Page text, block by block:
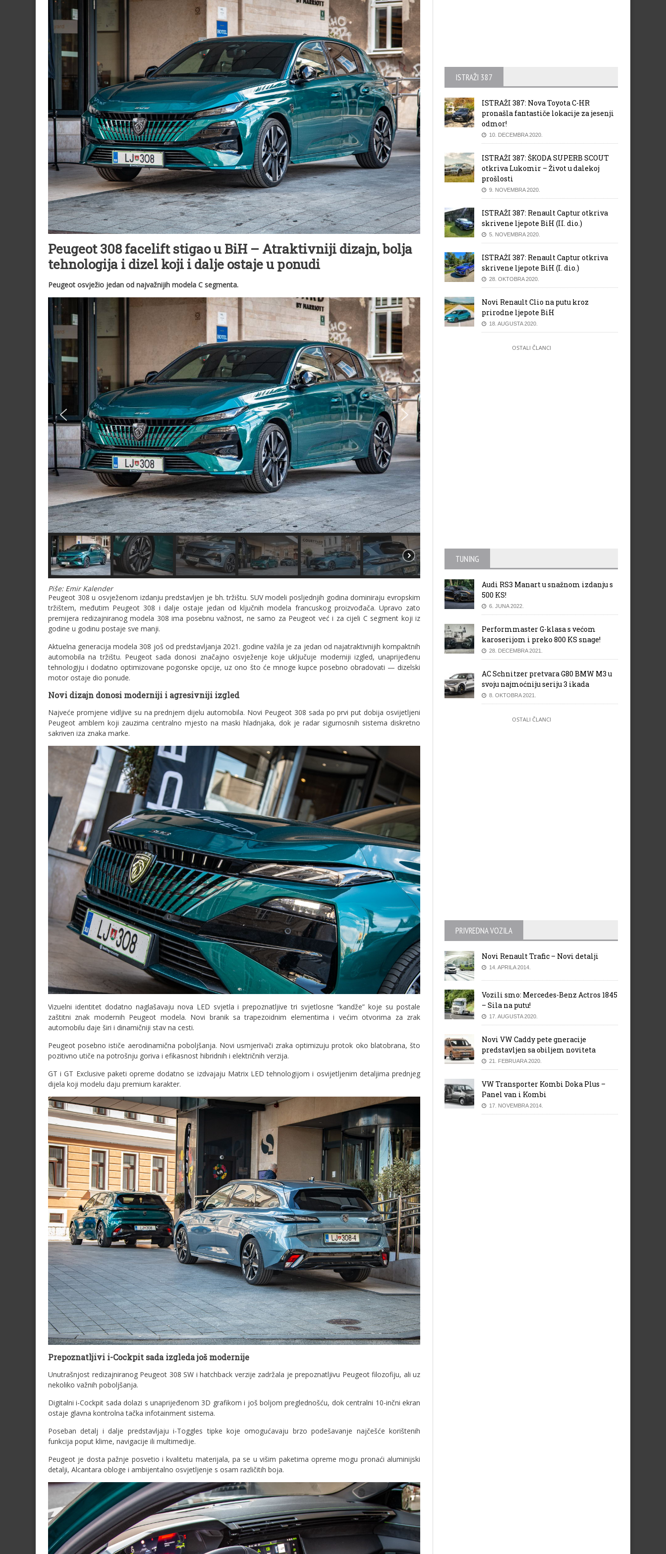
Peugeot 308 facelift stigao u BiH – Atraktivniji dizajn, bolja
tehnologija i dizel koji i dalje ostaje u ponudi
Peugeot osvježio jedan od najvažnijih modela C segmenta.
Piše: Emir Kalender
Peugeot 308 u osvježenom izdanju predstavljen je bh. tržištu. SUV modeli posljednjih godina dominiraju evropskim
tržištem, međutim Peugeot 308 i dalje ostaje jedan od ključnih modela francuskog proizvođača. Upravo zato
premijera redizajniranog modela 308 ima posebnu važnost, ne samo za Peugeot već i za cijeli C segment koji iz
godine u godinu postaje sve manji.
Aktuelna generacija modela 308 još od predstavljanja 2021. godine važila je za jedan od najatraktivnijih kompaktnih
automobila na tržištu. Peugeot sada donosi značajno osvježenje koje uključuje moderniji izgled, unaprijeđenu
tehnologiju i dodatno optimizovane pogonske opcije, uz ono što će mnoge kupce posebno obradovati — dizelski
motor ostaje dio ponude.
Novi dizajn donosi moderniji i agresivniji izgled
Najveće promjene vidljive su na prednjem dijelu automobila. Novi Peugeot 308 sada po prvi put dobija osvijetljeni
Peugeot amblem koji zauzima centralno mjesto na maski hladnjaka, dok je radar sigurnosnih sistema diskretno
sakriven iza znaka marke.
Vizuelni identitet dodatno naglašavaju nova LED svjetla i prepoznatljive tri svjetlosne “kandže” koje su postale
zaštitni znak modernih Peugeot modela. Novi branik sa trapezoidnim elementima i većim otvorima za zrak
automobilu daje širi i dinamičniji stav na cesti.
Peugeot posebno ističe aerodinamična poboljšanja. Novi usmjerivači zraka optimizuju protok oko blatobrana, što
pozitivno utiče na potrošnju goriva i efikasnost hibridnih i električnih verzija.
GT i GT Exclusive paketi opreme dodatno se izdvajaju Matrix LED tehnologijom i osvijetljenim detaljima prednjeg
dijela koji modelu daju premium karakter.
Prepoznatljivi i-Cockpit sada izgleda još modernije
Unutrašnjost redizajniranog Peugeot 308 SW i hatchback verzije zadržala je prepoznatljivu Peugeot filozofiju, ali uz
nekoliko važnih poboljšanja.
Digitalni i-Cockpit sada dolazi s unaprijeđenom 3D grafikom i još boljom preglednošću, dok centralni 10-inčni ekran
ostaje glavna kontrolna tačka infotainment sistema.
Poseban detalj i dalje predstavljaju i-Toggles tipke koje omogućavaju brzo podešavanje najčešće korištenih
funkcija poput klime, navigacije ili multimedije.
Peugeot je dosta pažnje posvetio i kvalitetu materijala, pa se u višim paketima opreme mogu pronaći aluminijski
detalji, Alcantara obloge i ambijentalno osvjetljenje s osam različitih boja.
ISTRAŽI 387
ISTRAŽI 387: Nova Toyota C-HR
pronašla fantastiče lokacije za jesenji
odmor!
10. DECEMBRA 2020.
ISTRAŽI 387: ŠKODA SUPERB SCOUT
otkriva Lukomir – Život u dalekoj
prošlosti
9. NOVEMBRA 2020.
ISTRAŽI 387: Renault Captur otkriva
skrivene ljepote BiH (II. dio.)
5. NOVEMBRA 2020.
ISTRAŽI 387: Renault Captur otkriva
skrivene ljepote BiH (I. dio.)
28. OKTOBRA 2020.
Novi Renault Clio na putu kroz
prirodne ljepote BiH
18. AUGUSTA 2020.
OSTALI ČLANCI
TUNING
Audi RS3 Manart u snažnom izdanju s
500 KS!
6. JUNA 2022.
Performmaster G-klasa s većom
karoserijom i preko 800 KS snage!
28. DECEMBRA 2021.
AC Schnitzer pretvara G80 BMW M3 u
svoju najmoćniju seriju 3 ikada
8. OKTOBRA 2021.
OSTALI ČLANCI
PRIVREDNA VOZILA
Novi Renault Trafic – Novi detalji
14. APRILA 2014.
Vozili smo: Mercedes-Benz Actros 1845
– Sila na putu!
17. AUGUSTA 2020.
Novi VW Caddy pete gneracije
predstavljen sa obiljem noviteta
21. FEBRUARA 2020.
VW Transporter Kombi Doka Plus –
Panel van i Kombi
17. NOVEMBRA 2014.